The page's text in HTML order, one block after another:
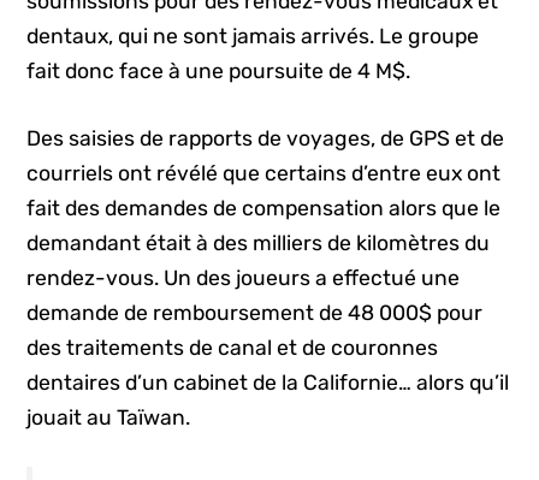
dentaux, qui ne sont jamais arrivés. Le groupe
fait donc face à une poursuite de 4 M$.
Des saisies de rapports de voyages, de GPS et de
courriels ont révélé que certains d’entre eux ont
fait des demandes de compensation alors que le
demandant était à des milliers de kilomètres du
rendez-vous. Un des joueurs a effectué une
demande de remboursement de 48 000$ pour
des traitements de canal et de couronnes
dentaires d’un cabinet de la Californie… alors qu’il
jouait au Taïwan.